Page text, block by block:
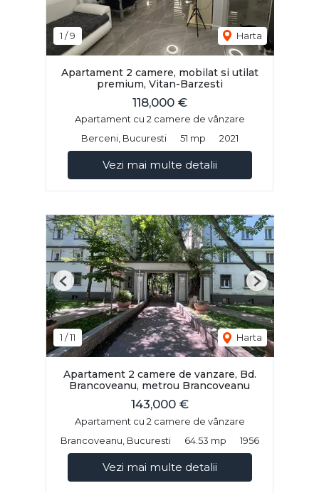
1 /9 Harta
Apartament 2 camere, mobilat si utilat
premium, Vitan-Barzesti
118,000 €
Apartament cu 2 camere de vânzare
Berceni, Bucuresti
51 mp 2021
Vezi mai multe detalii
1 /11 Harta
Previous Next
Apartament 2 camere de vanzare, Bd.
Brancoveanu, metrou Brancoveanu
143,000 €
Apartament cu 2 camere de vânzare
Brancoveanu, Bucuresti
64.53 mp 1956
Vezi mai multe detalii